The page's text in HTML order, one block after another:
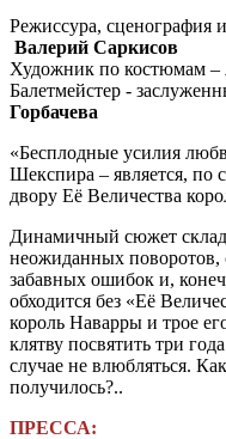
Режиссура, сценография
Валерий Саркисов
Художник по костюмам –
Балетмейстер -
Горбачева
«Бесплодные усилия
Шекспира – является, по
двору Её Величества
Динамичный сюжет
неожиданных
забавных ошибок и,
обходится без «Её
король Наварры и трое
клятву посвятить три
случае не влюбляться.
получилось?..
ПРЕССА: